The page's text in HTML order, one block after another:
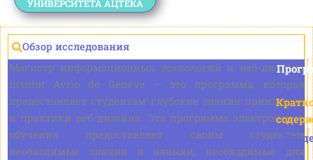
УНИВЕРСИТЕТА АЦТЕКА
Обзор исследования
Магистр информационных технологий и веб-дизайна
Institut Avrio de Genève — это программа, которая
предоставляет студентам глубокие знания принципов
и практики веб-дизайна. Эта программа электронного
обучения предоставляет своим студентам
необходимые знания и навыки, необходимые для